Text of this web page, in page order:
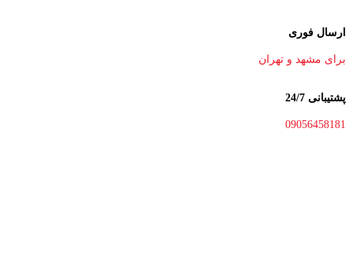
ارسال فوری
برای مشهد و تهران
پشتیبانی 24/7
09056458181